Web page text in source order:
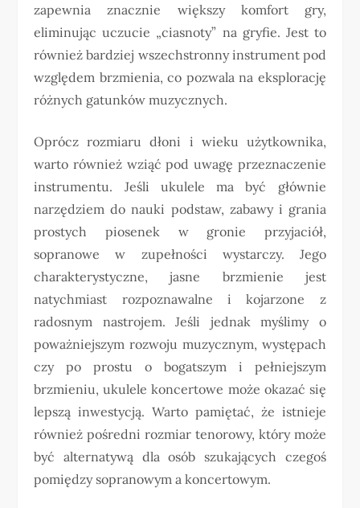
zapewnia znacznie większy komfort gry,
eliminując uczucie „ciasnoty” na gryfie. Jest to
również bardziej wszechstronny instrument pod
względem brzmienia, co pozwala na eksplorację
różnych gatunków muzycznych.
Oprócz rozmiaru dłoni i wieku użytkownika,
warto również wziąć pod uwagę przeznaczenie
instrumentu. Jeśli ukulele ma być głównie
narzędziem do nauki podstaw, zabawy i grania
prostych piosenek w gronie przyjaciół,
sopranowe w zupełności wystarczy. Jego
charakterystyczne, jasne brzmienie jest
natychmiast rozpoznawalne i kojarzone z
radosnym nastrojem. Jeśli jednak myślimy o
poważniejszym rozwoju muzycznym, występach
czy po prostu o bogatszym i pełniejszym
brzmieniu, ukulele koncertowe może okazać się
lepszą inwestycją. Warto pamiętać, że istnieje
również pośredni rozmiar tenorowy, który może
być alternatywą dla osób szukających czegoś
pomiędzy sopranowym a koncertowym.